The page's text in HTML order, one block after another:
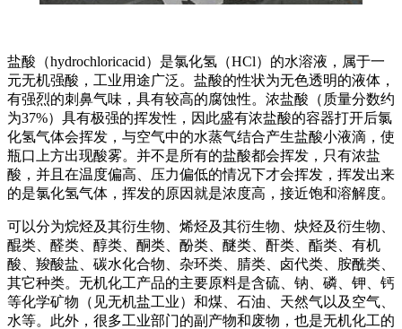
盐酸（hydrochloricacid）是氯化氢（HCl）的水溶液，属于一
元无机强酸，工业用途广泛。盐酸的性状为无色透明的液体，
有强烈的刺鼻气味，具有较高的腐蚀性。浓盐酸（质量分数约
为37%）具有极强的挥发性，因此盛有浓盐酸的容器打开后氯
化氢气体会挥发，与空气中的水蒸气结合产生盐酸小液滴，使
瓶口上方出现酸雾。并不是所有的盐酸都会挥发，只有浓盐
酸，并且在温度偏高、压力偏低的情况下才会挥发，挥发出来
的是氯化氢气体，挥发的原因就是浓度高，接近饱和溶解度。
可以分为烷烃及其衍生物、烯烃及其衍生物、炔烃及衍生物、
醌类、醛类、醇类、酮类、酚类、醚类、酐类、酯类、有机
酸、羧酸盐、碳水化合物、杂环类、腈类、卤代类、胺酰类、
其它种类。无机化工产品的主要原料是含硫、钠、磷、钾、钙
等化学矿物（见无机盐工业）和煤、石油、天然气以及空气、
水等。此外，很多工业部门的副产物和废物，也是无机化工的